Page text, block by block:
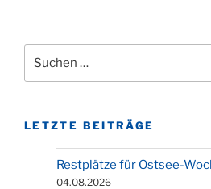
nach:
LETZTE BEITRÄGE
Restplätze für Ostsee-
04.08.2026